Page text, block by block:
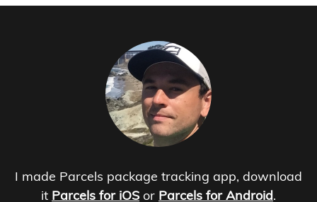
I made Parcels package tracking app, download
it Parcels for iOS or Parcels for Android.